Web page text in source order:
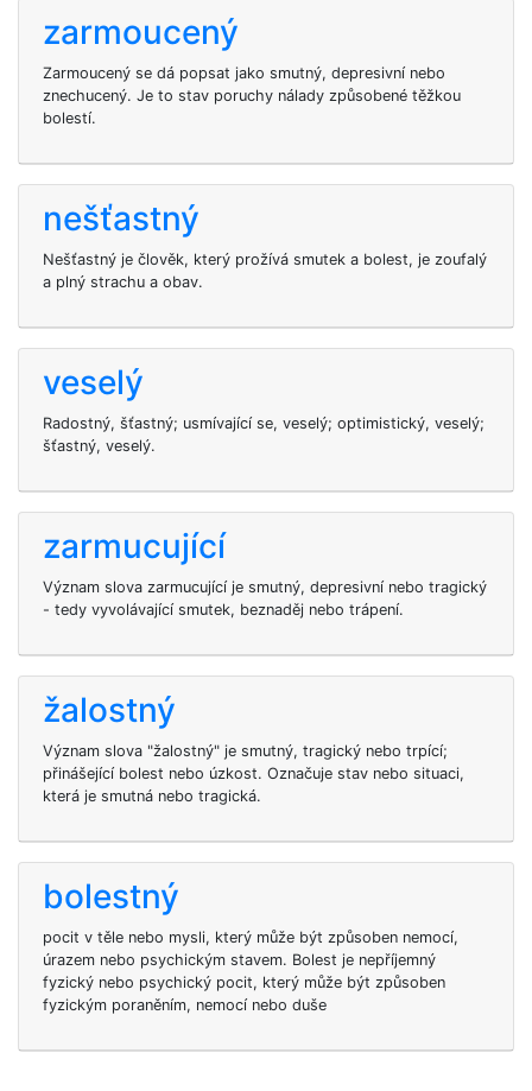
zarmoucený
Zarmoucený se dá popsat jako smutný, depresivní nebo
znechucený. Je to stav poruchy nálady způsobené těžkou
bolestí.
nešťastný
Nešťastný je člověk, který prožívá smutek a bolest, je zoufalý
a plný strachu a obav.
veselý
Radostný, šťastný; usmívající se, veselý; optimistický, veselý;
šťastný, veselý.
zarmucující
Význam slova zarmucující je smutný, depresivní nebo tragický
- tedy vyvolávající smutek, beznaděj nebo trápení.
žalostný
Význam slova "žalostný" je smutný, tragický nebo trpící;
přinášející bolest nebo úzkost. Označuje stav nebo situaci,
která je smutná nebo tragická.
bolestný
pocit v těle nebo mysli, který může být způsoben nemocí,
úrazem nebo psychickým stavem. Bolest je nepříjemný
fyzický nebo psychický pocit, který může být způsoben
fyzickým poraněním, nemocí nebo duše